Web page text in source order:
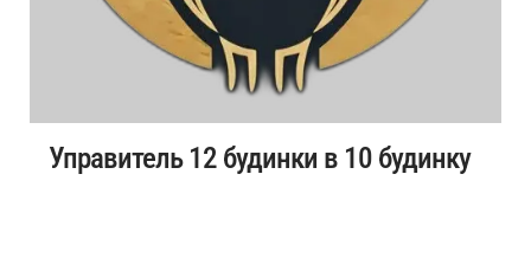
Управитель 12 будинки в 10 будинку